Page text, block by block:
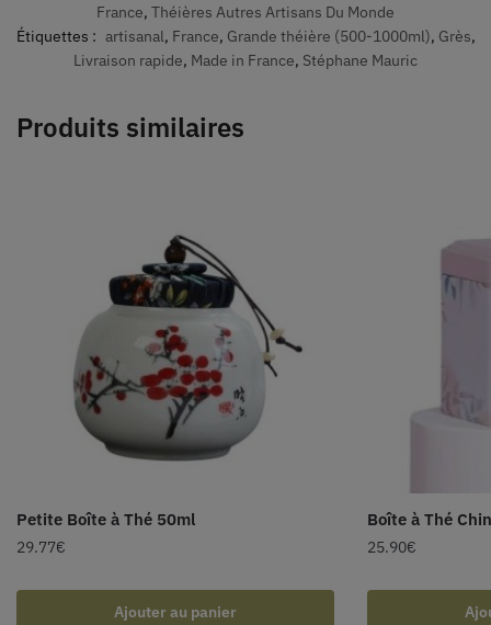
France, Théières Autres Artisans Du Monde
Étiquettes : artisanal, France, Grande théière (500-1000ml), Grès,
Livraison rapide, Made in France, Stéphane Mauric
Produits similaires
Petite Boîte à Thé 50ml
29.77€
Ajouter au panier
Boîte à Thé
25.90€